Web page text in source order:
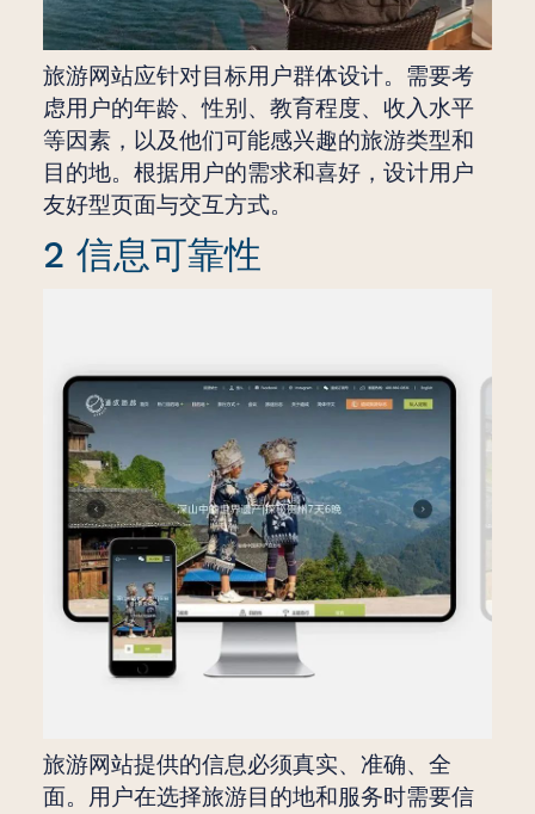
旅游网站应针对目标用户群体设计。需要考
虑用户的年龄、性别、教育程度、收入水平
等因素，以及他们可能感兴趣的旅游类型和
目的地。根据用户的需求和喜好，设计用户
友好型页面与交互方式。
2 信息可靠性
旅游网站提供的信息必须真实、准确、全
面。用户在选择旅游目的地和服务时需要信